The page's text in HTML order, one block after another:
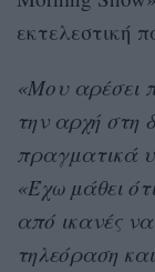
εκτελεστική
«Μου αρέσει
την αρχή στη
πραγματικά
«Έχω μάθει
από ικανές
τηλεόραση